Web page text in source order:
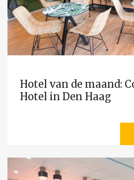
Hotel van de maand:
Hotel in Den Haag